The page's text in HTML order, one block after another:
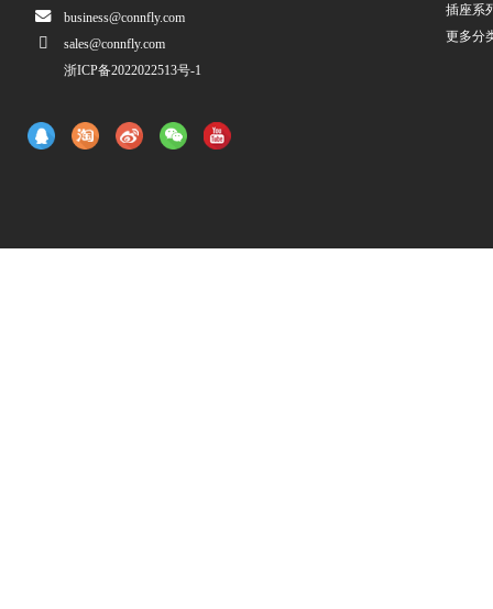
business@connfly.com
sales@connfly.com
浙ICP备2022022513号-1
插座系
更多分